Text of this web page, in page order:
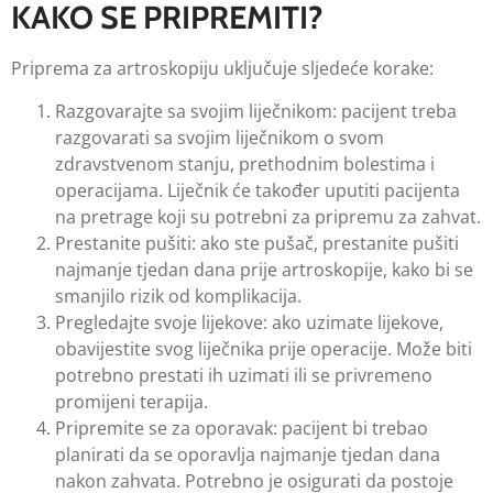
KAKO SE PRIPREMITI?
Priprema za artroskopiju uključuje sljedeće korake:
Razgovarajte sa svojim liječnikom: pacijent treba
razgovarati sa svojim liječnikom o svom
zdravstvenom stanju, prethodnim bolestima i
operacijama. Liječnik će također uputiti pacijenta
na pretrage koji su potrebni za pripremu za zahvat.
Prestanite pušiti: ako ste pušač, prestanite pušiti
najmanje tjedan dana prije artroskopije, kako bi se
smanjilo rizik od komplikacija.
Pregledajte svoje lijekove: ako uzimate lijekove,
obavijestite svog liječnika prije operacije. Može biti
potrebno prestati ih uzimati ili se privremeno
promijeni terapija.
Pripremite se za oporavak: pacijent bi trebao
planirati da se oporavlja najmanje tjedan dana
nakon zahvata. Potrebno je osigurati da postoje